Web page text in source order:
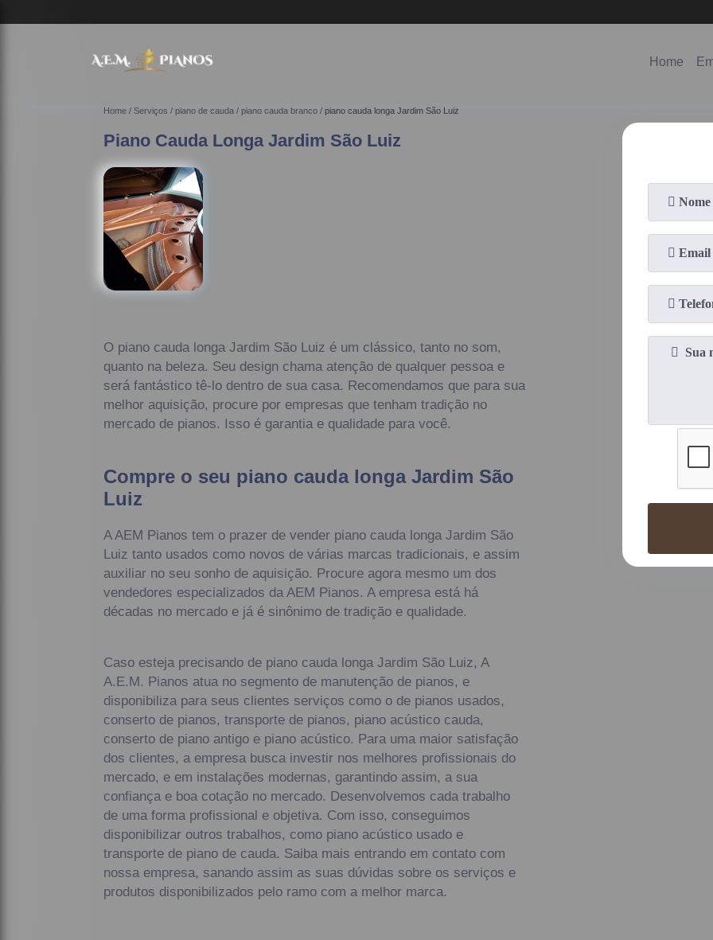
Home
Home Serviços piano de cauda piano cauda branco piano cauda longa Jardim São Luiz
Piano Cauda Longa Jardim São Luiz
O piano cauda longa Jardim São Luiz é um clássico, tanto no som,
quanto na beleza. Seu design chama atenção de qualquer pessoa e
será fantástico tê-lo dentro de sua casa. Recomendamos que para sua
melhor aquisição, procure por empresas que tenham tradição no
mercado de pianos. Isso é garantia e qualidade para você.
Compre o seu piano cauda longa Jardim São
Luiz
A AEM Pianos tem o prazer de vender piano cauda longa Jardim São
Luiz tanto usados como novos de várias marcas tradicionais, e assim
auxiliar no seu sonho de aquisição. Procure agora mesmo um dos
vendedores especializados da AEM Pianos. A empresa está há
décadas no mercado e já é sinônimo de tradição e qualidade.
Caso esteja precisando de piano cauda longa Jardim São Luiz, A
A.E.M. Pianos atua no segmento de manutenção de pianos, e
disponibiliza para seus clientes serviços como o de pianos usados,
conserto de pianos, transporte de pianos, piano acústico cauda,
conserto de piano antigo e piano acústico. Para uma maior satisfação
dos clientes, a empresa busca investir nos melhores profissionais do
mercado, e em instalações modernas, garantindo assim, a sua
confiança e boa cotação no mercado. Desenvolvemos cada trabalho
de uma forma profissional e objetiva. Com isso, conseguimos
disponibilizar outros trabalhos, como piano acústico usado e
transporte de piano de cauda. Saiba mais entrando em contato com
nossa empresa, sanando assim as suas dúvidas sobre os serviços e
produtos disponibilizados pelo ramo com a melhor marca.